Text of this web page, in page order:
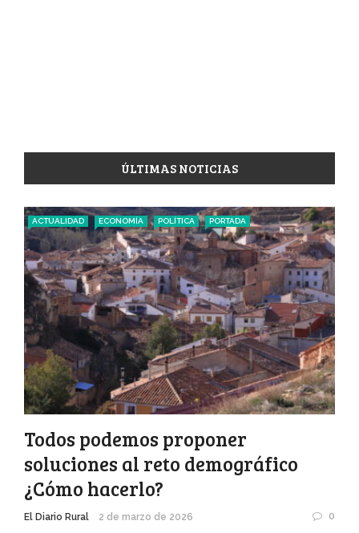
ÚLTIMAS NOTICIAS
ACTUALIDAD ECONOMÍA POLÍTICA PORTADA
Todos podemos proponer
soluciones al reto demográfico
¿Cómo hacerlo?
El Diario Rural 2 de marzo de 2026 0